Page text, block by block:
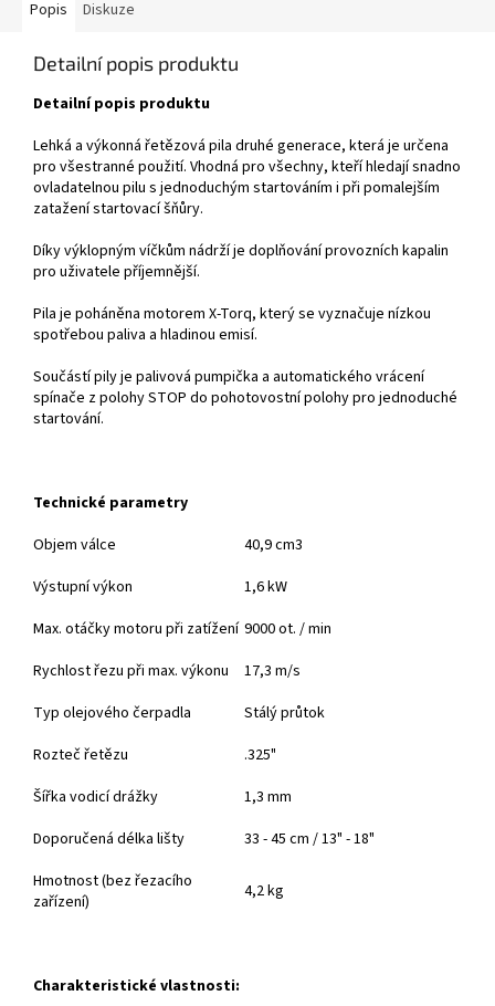
Popis Diskuze
Detailní popis produktu
Detailní popis produktu
Lehká a výkonná řetězová pila druhé generace, která je určena
pro všestranné použití. Vhodná pro všechny, kteří hledají snadno
ovladatelnou pilu s jednoduchým startováním i při pomalejším
zatažení startovací šňůry.
Díky výklopným víčkům nádrží je doplňování provozních kapalin
pro uživatele příjemnější.
Pila je poháněna motorem X-Torq, který se vyznačuje nízkou
spotřebou paliva a hladinou emisí.
Součástí pily je palivová pumpička a automatického vrácení
spínače z polohy STOP do pohotovostní polohy pro jednoduché
startování.
Technické parametry
Objem válce
40,9 cm3
Výstupní výkon
1,6 kW
Max. otáčky motoru při zatížení 9000 ot. / min
Rychlost řezu při max. výkonu
17,3 m/s
Typ olejového čerpadla
Stálý průtok
Rozteč řetězu
.325"
Šířka vodicí drážky
1,3 mm
Doporučená délka lišty
33 - 45 cm / 13" - 18"
Hmotnost (bez řezacího
zařízení)
4,2 kg
Charakteristické vlastnosti: